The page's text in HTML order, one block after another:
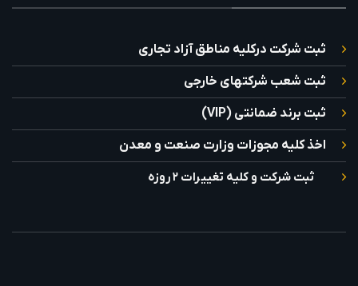
ثبت شرکت درکلیه مناطق آزاد تجاری
ثبت شعب شرکتهای خارجی
ثبت برند ضمانتی (VIP)
اخذ کلیه مجوزات وزارت صنعت و معدن
ثبت شرکت و کلیه تغییرات ۲ روزه